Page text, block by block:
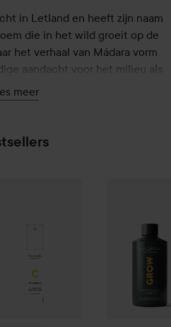
in Letland en heeft zijn naam
die in het wild groeit op de
het verhaal van Mádara vorm
aandacht voor het milieu als
Dit omvat het produceren van
shampoos, conditioners
perfect resultaat combineren
en een perfect
is daarom voor jou als klant
meer